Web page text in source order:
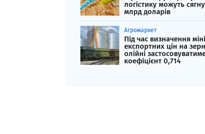
логістику можуть
млрд доларів
Агромаркет
Під час визначення
експортних цін на
олійні
коефіцієнт 0,714